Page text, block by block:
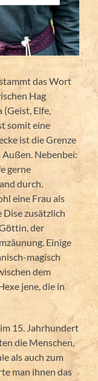
das Wort
Hag
(Geist, Elfe,
somit eine
ist die Grenze
Nebenbei:
gerne
durch.
eine Frau als
Dise zusätzlich
der
Einige
magisch
dem
jene, die in
15. Jahrhundert
die Menschen,
als auch zum
man ihnen das